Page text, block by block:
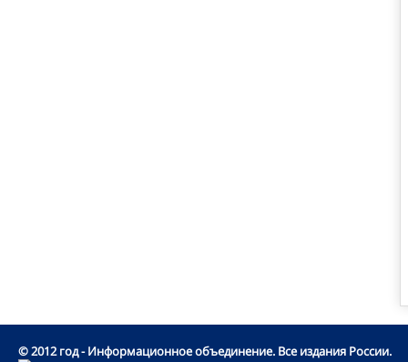
© 2012 год - Информационное объединение. Все издания России.